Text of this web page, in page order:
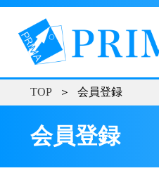
TOP ＞ 会員登録
会員登録